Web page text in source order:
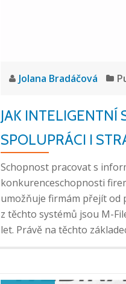
Jolana Bradáčová
JAK
SPOLUPRÁCI I
Schopnost pracovat s
konkurenceschopnosti
umožňuje firmám přejít od
z těchto systémů jsou M-
let. Právě na těchto